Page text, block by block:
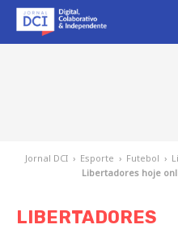
Jornal DCI › Esporte › Futebol ›
Libertadores hoje
LIBERTADORES